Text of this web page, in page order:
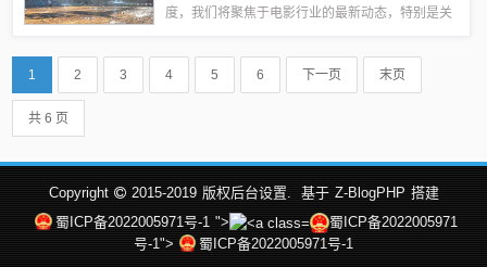
度，我们将聚焦于电影行业的最新动态，特别是关
春狄的最新动向，以下是我为您准备的文章内容。
电影票房实时预估的重要性在电影产业中，票房...
1 2 3 4 5 6 下一页 末页
共 6 页
Copyright 2015-2019 版权后台设置. 基于 Z-BlogPHP 搭建
蜀ICP备2022005971号-1 ">
蜀ICP备2022005971
号-1">
蜀ICP备2022005971号-1